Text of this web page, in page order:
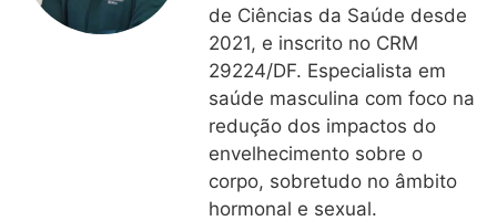
de Ciências da Saúde desde
2021, e inscrito no CRM
29224/DF. Especialista em
saúde masculina com foco na
redução dos impactos do
envelhecimento sobre o
corpo, sobretudo no âmbito
hormonal e sexual.